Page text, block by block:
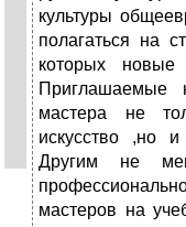
культуры
полагаться на
которых новые
Приглашаемые
мастера не
искусство ,но
Другим не
мастеров на